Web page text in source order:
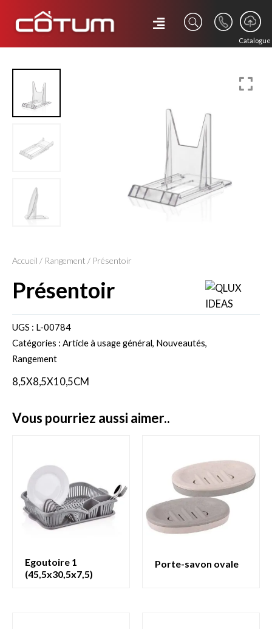
Catalogue
Accueil / Rangement / Présentoir
présentoir
UGS : L-00784
Catégories : Article à usage général, Nouveautés,
Rangement
8,5X8,5X10,5CM
vous pourriez aussi aimer..
egoutoire 1
(45,5x30,5x7,5)
porte-savon ovale